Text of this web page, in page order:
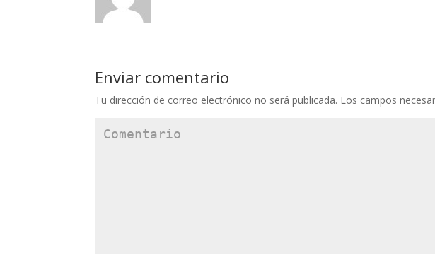
Enviar comentario
Tu dirección de correo electrónico no será publicada. Los campos